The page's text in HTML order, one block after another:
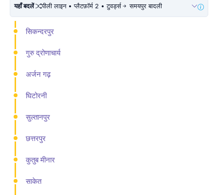
यहाँ बदलें पीली लाइन • प्लैटफ़ॉर्म 2 • टुवर्ड्स समयपुर बादली
सिकन्दरपुर
गुरु द्रोणाचार्य
अर्जन गढ़
घिटोरनी
सुल्तानपुर
छत्तरपुर
कुतुब मीनार
साकेत